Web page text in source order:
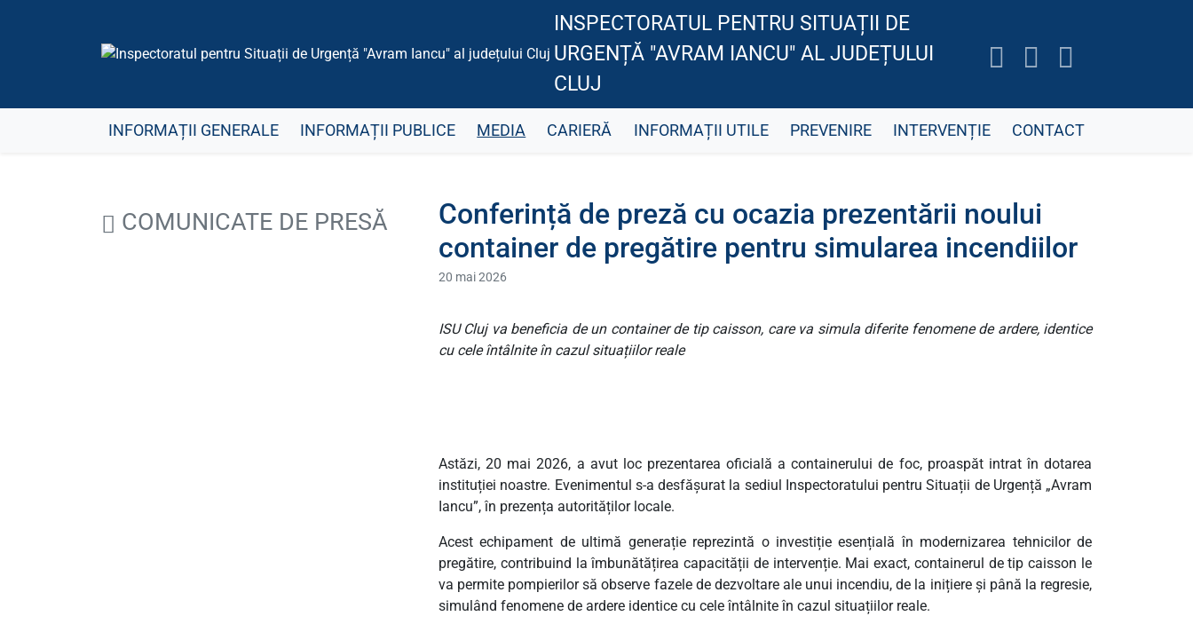
INSPECTORATUL PENTRU SITUAȚII DE
URGENȚĂ "AVRAM IANCU" AL JUDEȚULUI
CLUJ
INFORMAȚII GENERALE INFORMAȚII PUBLICE MEDIA CARIERĂ INFORMAȚII UTILE PREVENIRE INTERVENȚIE CONTACT
COMUNICATE DE PRESĂ
Conferință de preză cu ocazia prezentării noului
container de pregătire pentru simularea incendiilor
20 mai 2026
ISU Cluj va beneficia de un container de tip caisson, care va simula diferite fenomene de ardere, identice
cu cele întâlnite în cazul situațiilor reale
Astăzi, 20 mai 2026, a avut loc prezentarea oficială a containerului de foc, proaspăt intrat în dotarea
instituției noastre. Evenimentul s-a desfășurat la sediul Inspectoratului pentru Situații de Urgență „Avram
Iancu”, în prezența autorităților locale.
Acest echipament de ultimă generație reprezintă o investiție esențială în modernizarea tehnicilor de
pregătire, contribuind la îmbunătățirea capacității de intervenție. Mai exact, containerul de tip caisson le
va permite pompierilor să observe fazele de dezvoltare ale unui incendiu, de la inițiere și până la regresie,
simulând fenomene de ardere identice cu cele întâlnite în cazul situațiilor reale.